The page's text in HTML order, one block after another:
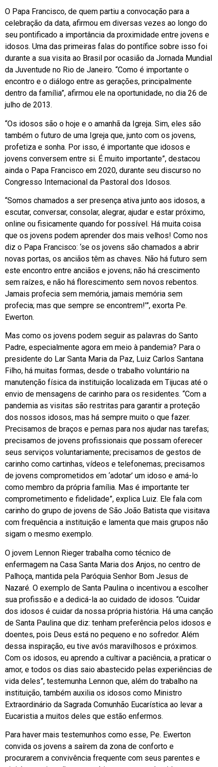
O Papa Francisco, de quem partiu a convocação para a
celebração da data, afirmou em diversas vezes ao longo do
seu pontificado a importância da proximidade entre jovens e
idosos. Uma das primeiras falas do pontífice sobre isso foi
durante a sua visita ao Brasil por ocasião da Jornada Mundial
da Juventude no Rio de Janeiro. “Como é importante o
encontro e o diálogo entre as gerações, principalmente
dentro da família”, afirmou ele na oportunidade, no dia 26 de
julho de 2013.
“Os idosos são o hoje e o amanhã da Igreja. Sim, eles são
também o futuro de uma Igreja que, junto com os jovens,
profetiza e sonha. Por isso, é importante que idosos e
jovens conversem entre si. É muito importante”, destacou
ainda o Papa Francisco em 2020, durante seu discurso no
Congresso Internacional da Pastoral dos Idosos.
“Somos chamados a ser presença ativa junto aos idosos, a
escutar, conversar, consolar, alegrar, ajudar e estar próximo,
online ou fisicamente quando for possível. Há muita coisa
que os jovens podem aprender dos mais velhos! Como nos
diz o Papa Francisco: ‘se os jovens são chamados a abrir
novas portas, os anciãos têm as chaves. Não há futuro sem
este encontro entre anciãos e jovens; não há crescimento
sem raízes, e não há florescimento sem novos rebentos.
Jamais profecia sem memória, jamais memória sem
profecia; mas que sempre se encontrem!’”, exorta Pe.
Ewerton.
Mas como os jovens podem seguir as palavras do Santo
Padre, especialmente agora em meio à pandemia? Para o
presidente do Lar Santa Maria da Paz, Luiz Carlos Santana
Filho, há muitas formas, desde o trabalho voluntário na
manutenção física da instituição localizada em Tijucas até o
envio de mensagens de carinho para os residentes. “Com a
pandemia as visitas são restritas para garantir a proteção
dos nossos idosos, mas há sempre muito o que fazer.
Precisamos de braços e pernas para nos ajudar nas tarefas;
precisamos de jovens profissionais que possam oferecer
seus serviços voluntariamente; precisamos de gestos de
carinho como cartinhas, vídeos e telefonemas; precisamos
de jovens comprometidos em ‘adotar’ um idoso e amá-lo
como membro da própria família. Mas é importante ter
comprometimento e fidelidade”, explica Luiz. Ele fala com
carinho do grupo de jovens de São João Batista que visitava
com frequência a instituição e lamenta que mais grupos não
sigam o mesmo exemplo.
O jovem Lennon Rieger trabalha como técnico de
enfermagem na Casa Santa Maria dos Anjos, no centro de
Palhoça, mantida pela Paróquia Senhor Bom Jesus de
Nazaré. O exemplo de Santa Paulina o incentivou a escolher
sua profissão e a dedicá-la ao cuidado de idosos. “Cuidar
dos idosos é cuidar da nossa própria história. Há uma canção
de Santa Paulina que diz: tenham preferência pelos idosos e
doentes, pois Deus está no pequeno e no sofredor. Além
dessa inspiração, eu tive avós maravilhosos e próximos.
Com os idosos, eu aprendo a cultivar a paciência, a praticar o
amor, e todos os dias saio abastecido pelas experiências de
vida deles”, testemunha Lennon que, além do trabalho na
instituição, também auxilia os idosos como Ministro
Extraordinário da Sagrada Comunhão Eucarística ao levar a
Eucaristia a muitos deles que estão enfermos.
Para haver mais testemunhos como esse, Pe. Ewerton
convida os jovens a saírem da zona de conforto e
procurarem a convivência frequente com seus parentes e